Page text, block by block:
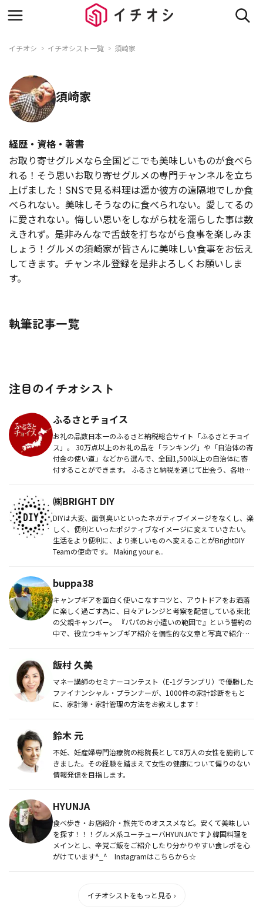
イチオシ イチオシスト一覧 須崎家
須崎家
経歴・資格・著書
お取り寄せグルメなら全国どこでも美味しいものが食べら
れる！そう思いお取り寄せグルメの専門チャンネルを立ち
上げました！SNSで見る料理は遥か彼方の遠隔地でしか食
べられない。美味しそうなのに食べられない。愛してるの
に愛されない。悔しい思いをしながら枕を濡らした事は数
えきれず。是非みんなで舌鼓を打ちながら食事を楽しみま
しょう！グルメの須崎家が皆さんに美味しい食事をお伝え
してきます。チャンネル登録を是非よろしくお願いしま
す。
執筆記事一覧
注目のイチオシスト
ふるさとチョイス
お礼の品数日本一のふるさと納税総合サイト「ふるさとチョイ
ス」。 30万点以上のお礼の品を「ランキング」や「自治体の寄
付金の使い道」などから選んで、全国1,500以上の自治体に寄
付することができます。 ふるさと納税を通じて出会う、各地域
㈱BRIGHT DIY
DIYは大変、面倒臭いといったネガティブイメージをなくし、楽
しく、便利といったポジティブなイメージに変えていきたい。
生活をより便利に、より楽しいものへ変えることがBrightDIY
Teamの使命です。 Making your e...
buppa38
キャンプギアを面白く使いこなすコツと、アウトドアをお洒落
に楽しく過ごす為に、日々アレンジと考察を配信している東北
の父親キャンパー。 『パパのお小遣いの範囲で』という誓約の
中で、役立つキャンプギア紹介を個性的な文章と写真で紹介し
飯村 久美
マネー講師のセミナーコンテスト（E-1グランプリ）で優勝した
ファイナンシャル・プランナーが、1000件の家計診断をもと
に、家計簿・家計管理の方法をお教えします！
鈴木 元
不妊、妊産婦専門治療院の総院長として8万人の女性を施術して
きました。その経験を踏まえて女性の健康について偏りのない
情報発信を目指します。
HYUNJA
食べ歩き・お店紹介・旅先でのオススメなど。安くて美味しい
を探す！！！グルメ系ユーチューバHYUNJAです♪韓国料理を
メインとし、辛党ご飯をご紹介したり分かりやすい食レポを心
がけています^_^ Instagramはこちらから☆
イチオシストをもっと見る ›